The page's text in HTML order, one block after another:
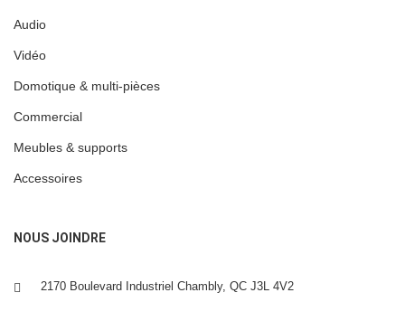
Audio
Vidéo
Domotique & multi-pièces
Commercial
Meubles & supports
Accessoires
NOUS JOINDRE
2170 Boulevard Industriel Chambly, QC J3L 4V2